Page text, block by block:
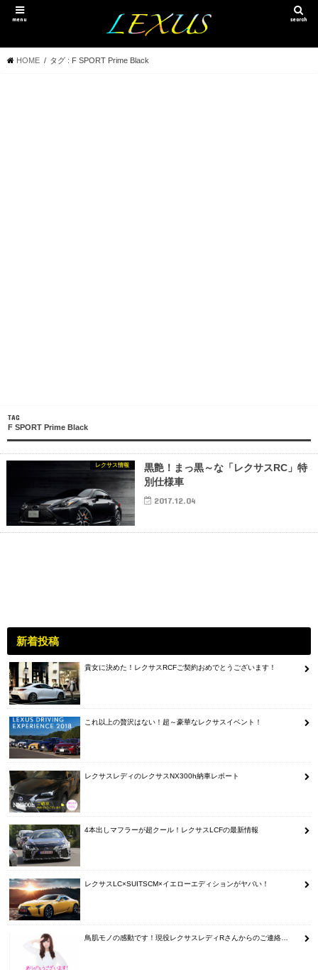
search
menu
HOME タグ : F SPORT Prime Black
TAG
F SPORT Prime Black
レクサス情報
黒艶！まっ黒～な「レクサスRC」特
別仕様車
2017.12.04
新着投稿
貴女に決めた！レクサスRCFご契約おめでとうございます！
これ以上の贅沢はない！超～豪華なレクサスイベント！
レクサスレディのレクサスNX300h納車レポート
4本出しマフラーが超クール！レクサスLCFの最新情報
レクサスLC×SUITSCM×イエローエディションがヤバい！
鳥肌モノの感動です！現役レクサスレディRさんからのご連絡…